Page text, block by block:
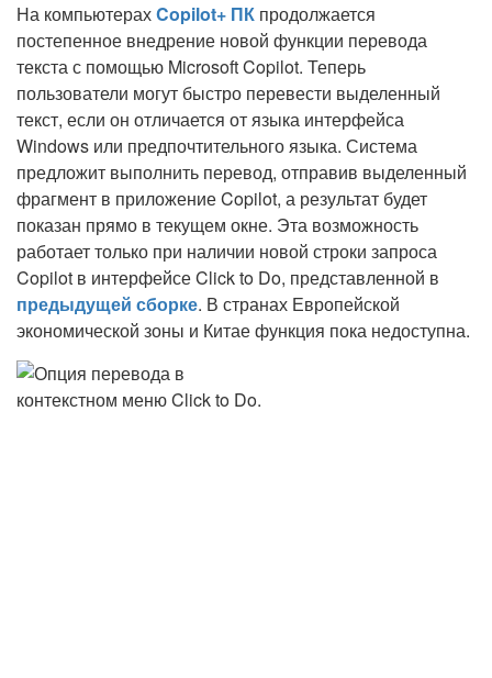
На компьютерахCopilot+ ПК продолжается
постепенное внедрение новой функции перевода
текста с помощью Microsoft Copilot. Теперь
пользователи могут быстро перевести выделенный
текст, если он отличается от языка интерфейса
Windows или предпочтительного языка. Система
предложит выполнить перевод, отправив выделенный
фрагмент в приложение Copilot, а результат будет
показан прямо в текущем окне. Эта возможность
работает только при наличии новой строки запроса
Copilot в интерфейсе Click to Do, представленной в
предыдущей сборке. В странах Европейской
экономической зоны и Китае функция пока недоступна.